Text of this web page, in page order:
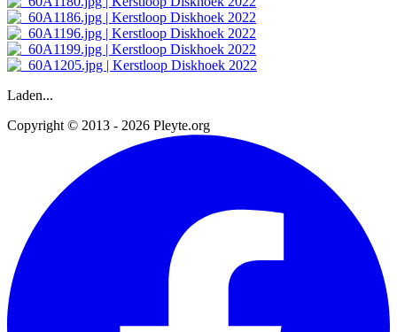
Laden...
Copyright © 2013 - 2026 Pleyte.org